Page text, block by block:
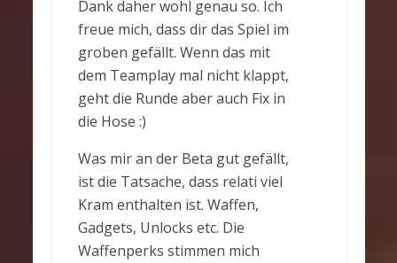
Dank daher wohl genau so. Ich
freue mich, dass dir das Spiel im
groben gefällt. Wenn das mit
dem Teamplay mal nicht klappt,
geht die Runde aber auch Fix in
die Hose :)
Was mir an der Beta gut gefällt,
ist die Tatsache, dass relati viel
Kram enthalten ist. Waffen,
Gadgets, Unlocks etc. Die
Waffenperks stimmen mich